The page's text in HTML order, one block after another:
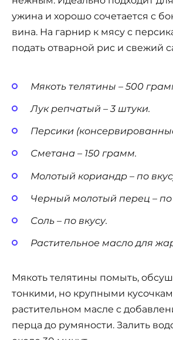
ужина и хорошо сочетается с
вина. На гарнир к мясу с
подать отварной рис и свежий
Мякоть телятины – 500
Лук репчатый – 3 штуки.
Персики
Сметана – 150 грамм.
Молотый кориандр – по
Черный молотый перец – по
Соль – по вкусу.
Растительное масло для
Мякоть телятины помыть,
тонкими, но крупными
растительном масле с
перца до румяности. Залить